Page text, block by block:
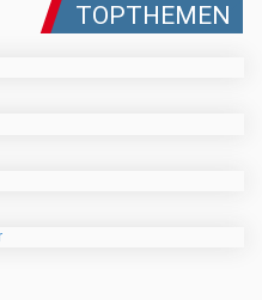
TOPTHEMEN